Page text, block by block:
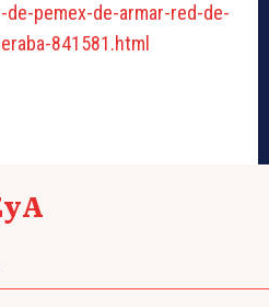
pemex-de-armar-red-de-
841581.html